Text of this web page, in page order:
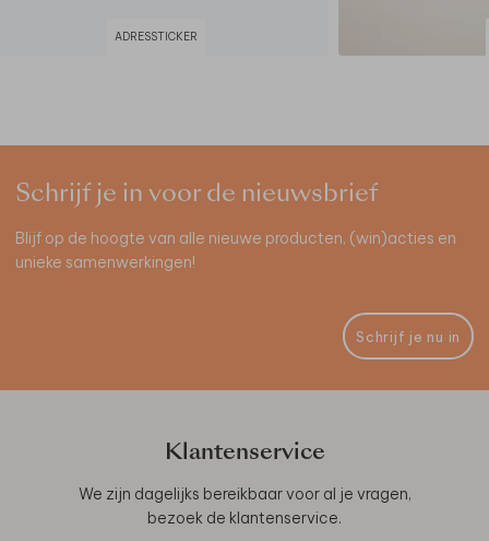
ADRESSTICKER
Schrijf je in voor de nieuwsbrief
Blijf op de hoogte van alle nieuwe producten, (win)acties en
unieke samenwerkingen!
Schrijf je nu in
Klantenservice
We zijn dagelijks bereikbaar voor al je vragen,
bezoek de klantenservice.